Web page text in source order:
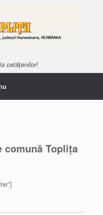
cetățenilor!
Toplița